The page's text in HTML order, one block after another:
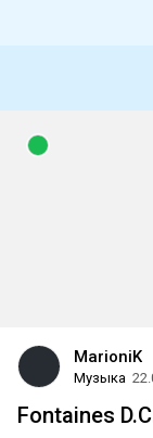
MarioniK
Музыка
Fontaines